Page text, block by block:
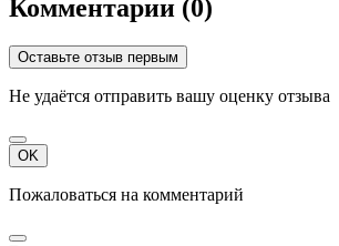
Комментарии (0)
Оставьте отзыв первым
Не удаётся отправить вашу оценку отзыва
OK
Пожаловаться на комментарий